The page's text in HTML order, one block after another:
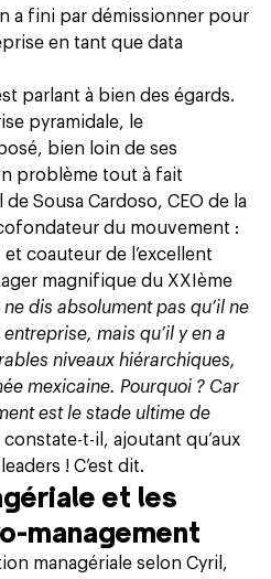
a fini par démissionner pour
en tant que data
parlant à bien des égards.
pyramidale, le
bien loin de ses
problème tout à fait
Sousa Cardoso, CEO de la
du mouvement :
coauteur de l’excellent
magnifique du XXIème
ne dis absolument pas qu’il ne
mais qu’il y en a
niveaux hiérarchiques,
mexicaine. Pourquoi ? Car
est le stade ultime de
constate-t-il, ajoutant qu’aux
! C’est dit.
et les
management
managériale selon Cyril,